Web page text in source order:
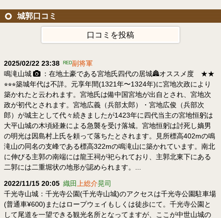
城郭口コミ
口コミを投稿
2025/02/22 23:38 ᴿᴱᴰ副将軍
鳴滝山城
：在地土豪である宮地氏四代の居城🏯⁡オススメ度 ★★
⭐︎⭐︎⭐︎⁡築城年代は不詳。元享年間(1321年〜1324年)に宮地次政により
築かれたと云われます。宮地氏は備中国宮地が出自とされ、宮地次
政が初代とされます。宮地広義（兵部太郎）・宮地広俊（兵部次
郎）が城主として代々続きましたが1423年に四代当主の宮地恒躬は
大平山城の木頃経兼による急襲を受け落城。宮地恒躬は討死し嫡男
の明光は因島村上氏を頼って落ちたとされます。⁡見所標高402mの鳴
滝山の同名の支峰である標高322mの鳴滝山に築かれています。南北
に伸びる主郭の南端には龍王祠が祀られており、主郭北東下にある
二郭には二重堀状の地形が認められます。...
2022/11/15 20:05 織田 上総介晃司
千光寺山城：千光寺公園(千光寺山城)のアクセスは千光寺公園駐車場
(普通車¥600)またはロープウェイもしくは徒歩にて。千光寺公園と
して尾道を一望できる観光名所となってますが、ここが中世山城の